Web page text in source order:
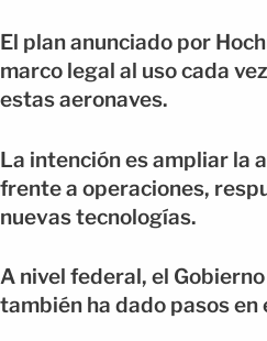
El plan anunciado por
marco legal al uso cada
estas aeronaves.
La intención es ampliar la
frente a operaciones,
nuevas tecnologías.
A nivel federal, el
también ha dado pasos en